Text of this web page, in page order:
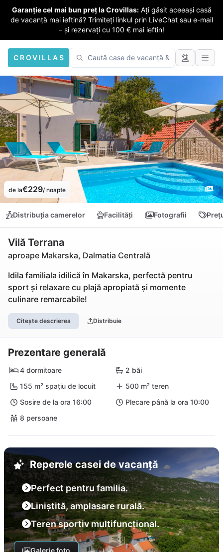
Garanție cel mai bun preț la Crovillas: Ați găsit aceeași casă
de vacanță mai ieftină? Trimiteți linkul prin LiveChat sau e-mail
– și rezervați cu 100 € mai ieftin!
CROVILLAS
de la€229/ noapte
Distribuția camerelor Facilități Fotografii
Vilă Terrana
aproape Makarska, Dalmatia Centrală
Idila familiala idilică în Makarska, perfectă pentru
sport și relaxare cu plajă apropiată și momente
culinare remarcabile!
Citește descrierea Distribuie
Prezentare generală
4 dormitoare
2 băi
155 m² spațiu de locuit
500 m² teren
Sosire de la ora 16:00
Plecare până la ora 10:00
8 persoane
Reperele casei de vacanță
Perfect pentru familia.
Liniștită, amplasare rurală.
Teren sportiv multifuncțional.
Galerie foto